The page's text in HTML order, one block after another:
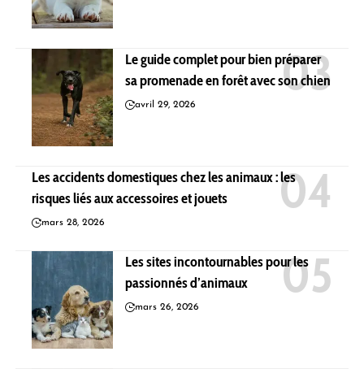
Le guide complet pour bien préparer
sa promenade en forêt avec son chien
avril 29, 2026
Les accidents domestiques chez les animaux : les
risques liés aux accessoires et jouets
mars 28, 2026
Les sites incontournables pour les
passionnés d’animaux
mars 26, 2026